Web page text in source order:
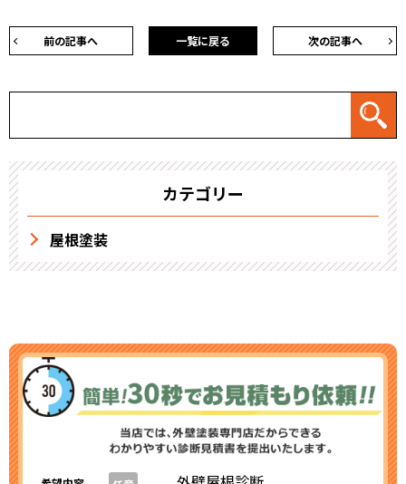
前の記事へ 次の記事へ
一覧に戻る
カテゴリー
屋根塗装